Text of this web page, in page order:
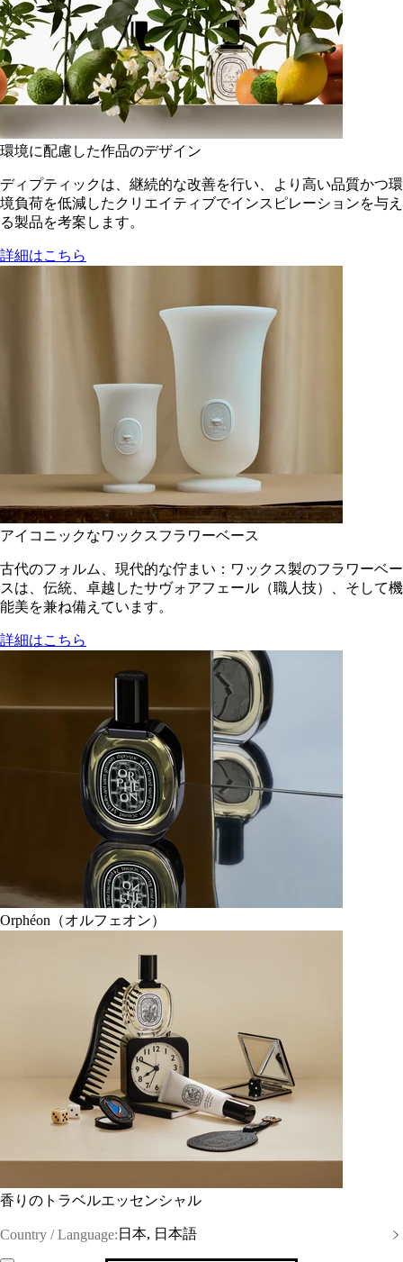
環境に配慮した作品のデザイン
ディプティックは、継続的な改善を行い、より高い品質かつ環
境負荷を低減した​クリエイティブでインスピレーションを与え
る製品を考案します。
詳細はこちら
アイコニックなワックスフラワーベース
古代のフォルム、現代的な佇まい：ワックス製のフラワーベー
スは、伝統、卓越したサヴォアフェール（職人技）、そして機
能美を兼ね備えています。
詳細はこちら
Orphéon（オルフェオン）
香りのトラベルエッセンシャル
Country / Language: 日本, 日本語